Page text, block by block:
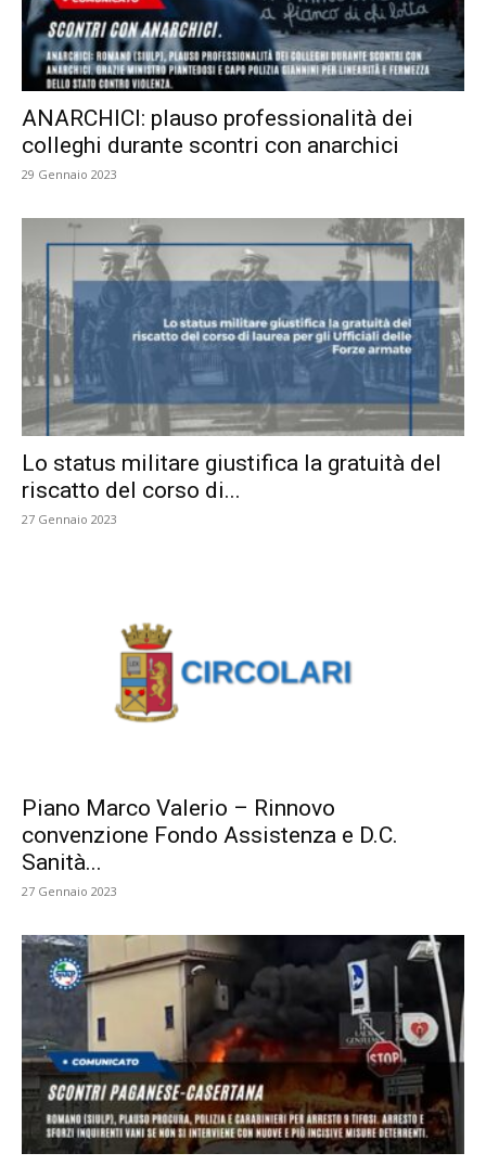
ANARCHICI: plauso professionalità dei
colleghi durante scontri con anarchici
29 Gennaio 2023
Lo status militare giustifica la gratuità del
riscatto del corso di...
27 Gennaio 2023
Piano Marco Valerio – Rinnovo
convenzione Fondo Assistenza e D.C.
Sanità...
27 Gennaio 2023